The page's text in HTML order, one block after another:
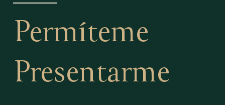
Permíteme
Presentarme